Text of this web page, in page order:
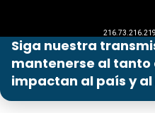
Siga nuestra
mantenerse al tanto
impactan al país y al
Programas